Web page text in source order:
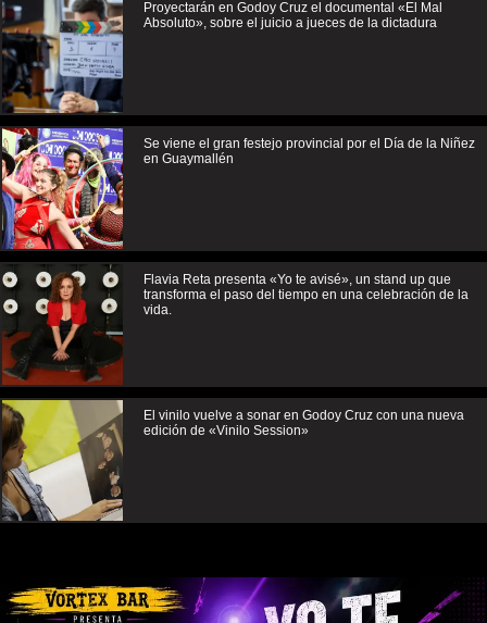
Proyectarán en Godoy Cruz el documental «El Mal
Absoluto», sobre el juicio a jueces de la dictadura
Se viene el gran festejo provincial por el Día de la Niñez
en Guaymallén
Flavia Reta presenta «Yo te avisé», un stand up que
transforma el paso del tiempo en una celebración de la
vida.
El vinilo vuelve a sonar en Godoy Cruz con una nueva
edición de «Vinilo Session»